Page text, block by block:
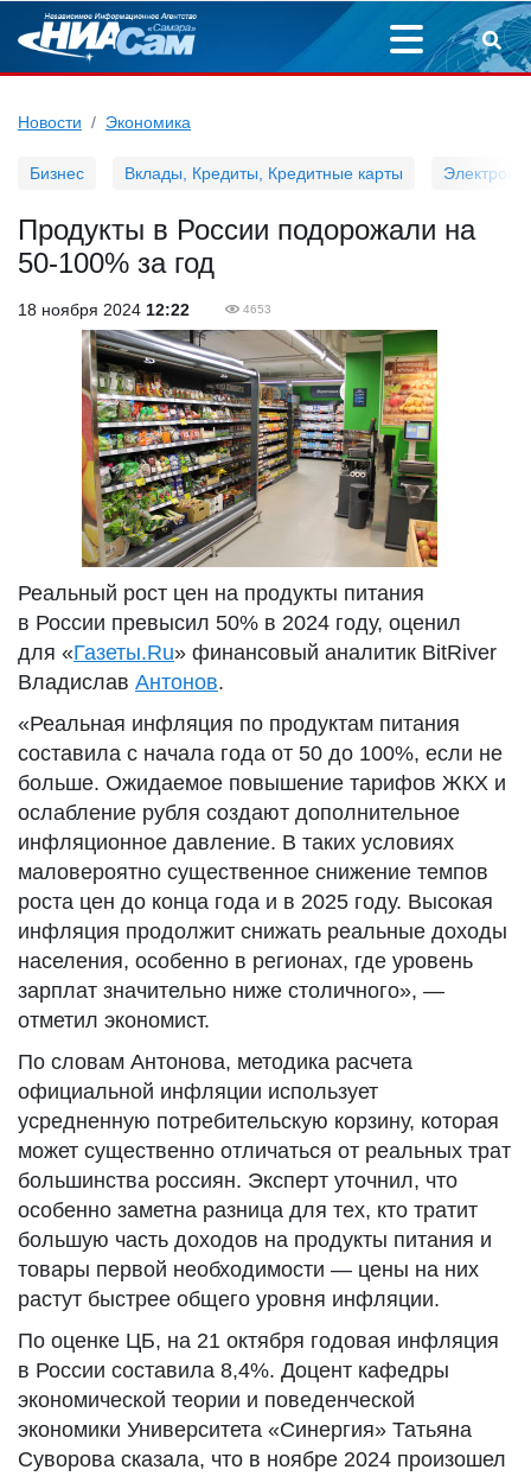
Новости Экономика
Бизнес Вклады, Кредиты, Кредитные карты
Продукты в России подорожали на
50-100% за год
18 ноября 2024 12:22 4653
Реальный рост цен на продукты питания
в России превысил 50% в 2024 году, оценил
для «Газеты.Ru» финансовый аналитик BitRiver
Владислав Антонов.
«Реальная инфляция по продуктам питания
составила с начала года от 50 до 100%, если не
больше. Ожидаемое повышение тарифов ЖКХ и
ослабление рубля создают дополнительное
инфляционное давление. В таких условиях
маловероятно существенное снижение темпов
роста цен до конца года и в 2025 году. Высокая
инфляция продолжит снижать реальные доходы
населения, особенно в регионах, где уровень
зарплат значительно ниже столичного», —
отметил экономист.
По словам Антонова, методика расчета
официальной инфляции использует
усредненную потребительскую корзину, которая
может существенно отличаться от реальных трат
большинства россиян. Эксперт уточнил, что
особенно заметна разница для тех, кто тратит
большую часть доходов на продукты питания и
товары первой необходимости — цены на них
растут быстрее общего уровня инфляции.
По оценке ЦБ, на 21 октября годовая инфляция
в России составила 8,4%. Доцент кафедры
экономической теории и поведенческой
экономики Университета «Синергия» Татьяна
Суворова сказала, что в ноябре 2024 произошел